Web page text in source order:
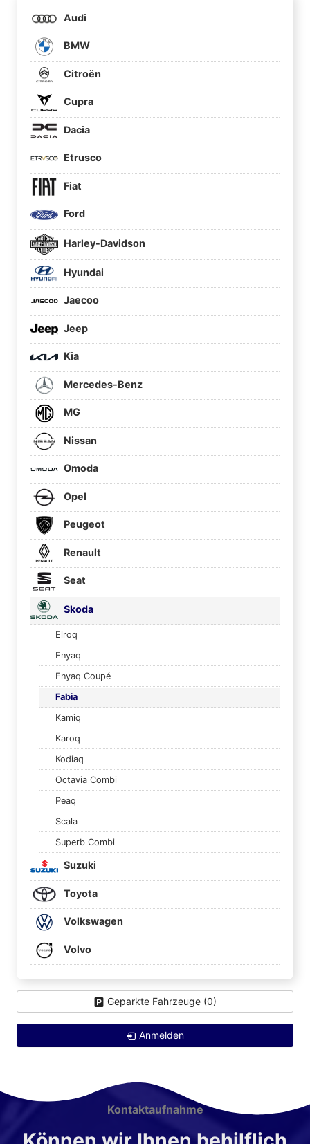
Audi
BMW
Citroën
Cupra
Dacia
Etrusco
Fiat
Ford
Harley-Davidson
Hyundai
Jaecoo
Jeep
Kia
Mercedes-Benz
MG
Nissan
Omoda
Opel
Peugeot
Renault
Seat
Skoda
Elroq
Enyaq
Enyaq Coupé
Fabia
Kamiq
Karoq
Kodiaq
Octavia Combi
Peaq
Scala
Superb Combi
Suzuki
Toyota
Volkswagen
Volvo
Geparkte Fahrzeuge (0)
Anmelden
Kontaktaufnahme